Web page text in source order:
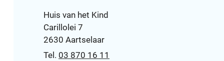
AdresHuis van het Kind
Carillolei 7
,2630 Aartselaar
03 870 16 11